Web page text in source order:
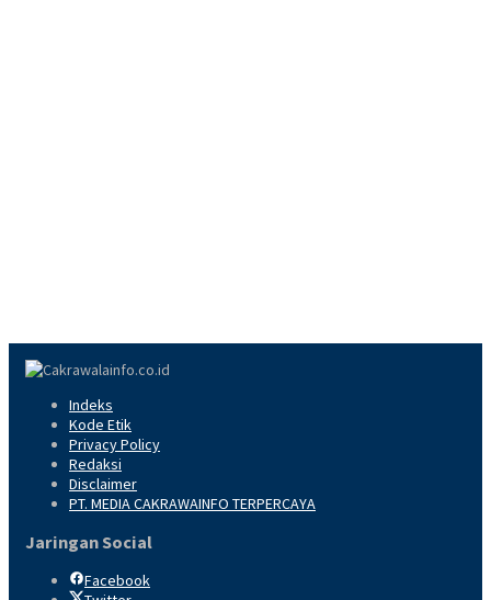
Indeks
Kode Etik
Privacy Policy
Redaksi
Disclaimer
PT. MEDIA CAKRAWAINFO TERPERCAYA
Jaringan Social
Facebook